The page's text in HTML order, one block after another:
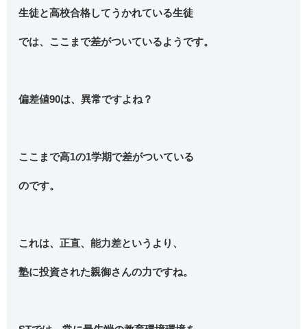
生徒と高校合格してうかれている生徒
では、ここまで差がついているようです。
偏差値90は、異常ですよね？
ここまで高1の1学期で差がついている
のです。
これは、正直、能力差というより、
塾に投資された親御さんの力ですね。